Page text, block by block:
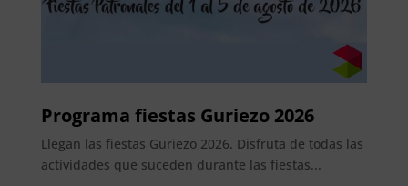
Programa fiestas Guriezo 2026
Llegan las fiestas Guriezo 2026. Disfruta de todas las
actividades que suceden durante las fiestas...